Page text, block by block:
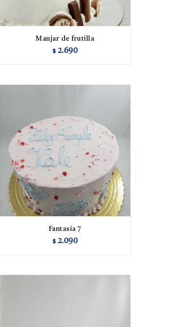
Manjar de frutilla
$ 2.690
Fantasía 7
$ 2.090